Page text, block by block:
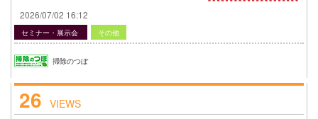
2026/07/02 16:12
セミナー・展示会 その他
掃除のつぼ
26 VIEWS